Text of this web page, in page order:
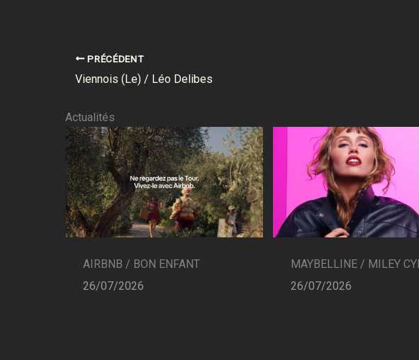
PRÉCÉDENT
Viennois (Le) / Léo Delibes
Actualités
AIRBNB / BON ENFANT
26/07/2026
MAYBELLINE / MILEY
26/07/2026